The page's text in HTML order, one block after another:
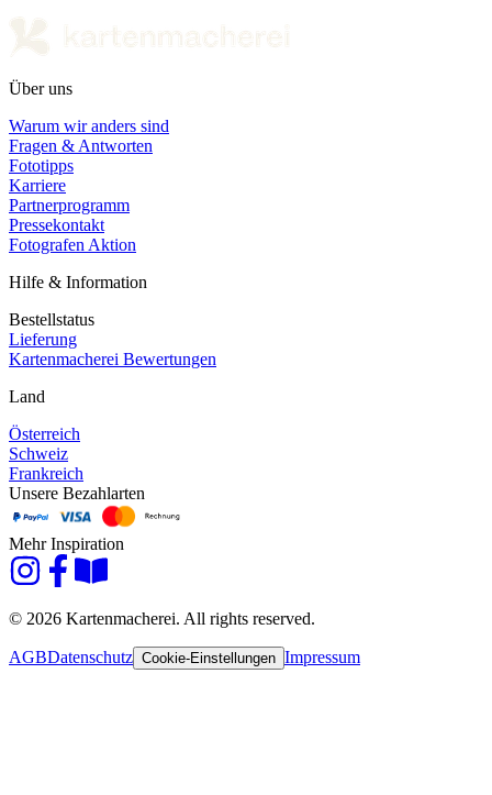
Über uns
Warum wir anders sind
Fragen & Antworten
Fototipps
Karriere
Partnerprogramm
Pressekontakt
Fotografen Aktion
Hilfe & Information
Bestellstatus
Lieferung
Kartenmacherei Bewertungen
Land
Österreich
Schweiz
Frankreich
Unsere Bezahlarten
Mehr Inspiration
© 2026 Kartenmacherei. All rights reserved.
AGBDatenschutz Cookie-Einstellungen Impressum